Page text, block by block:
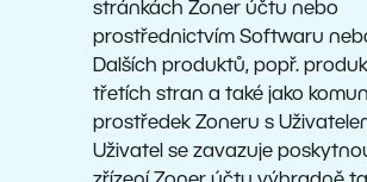
stránkách Zoner účtu nebo
prostřednictvím Softwaru
Dalších produktů, popř.
třetích stran a také jako
prostředek Zoneru s
Uživatel se zavazuje